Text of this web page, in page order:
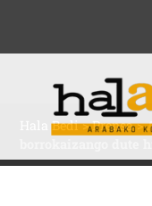
Hala Bedi>Prensa>